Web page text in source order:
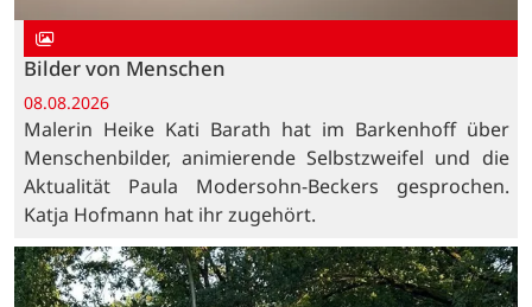
Bilder von Menschen
08.08.2026
Malerin Heike Kati Barath hat im Barkenhoff über
Menschenbilder, animierende Selbstzweifel und die
Aktualität Paula Modersohn-Beckers gesprochen.
Katja Hofmann hat ihr zugehört.